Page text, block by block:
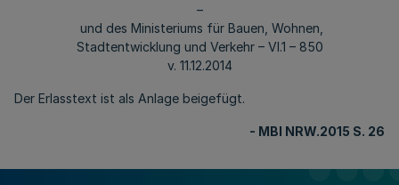
–
und des Ministeriums für Bauen, Wohnen,
Stadtentwicklung und Verkehr – VI.1 – 850
v. 11.12.2014
Der Erlasstext ist als Anlage beigefügt.
- MBl NRW.2015 S. 26